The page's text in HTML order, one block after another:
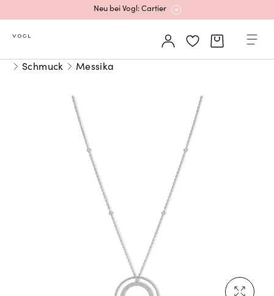
Neu bei Vogl: Cartier
Mehr erfahren: Ikonische Uhren von Cartier
Rolex Certified Pre-Owned entdecken
Neu bei Vogl: Uhren von Grand Seiko
Neu bei Vogl: Cartier
Mehr erfahren: Ikonische Uhren von Cartier
Schmuck Messika